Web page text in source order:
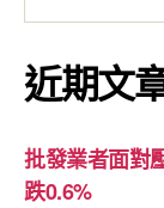
近期文
批發業者面對
跌0.6%